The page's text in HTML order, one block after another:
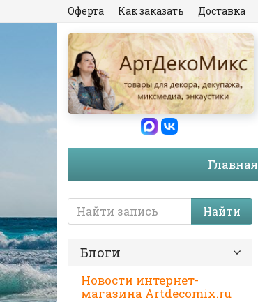
Оферта Как заказать Доставка
Главная
Найти
Блоги
Новости интернет-
магазина Artdecomix.ru